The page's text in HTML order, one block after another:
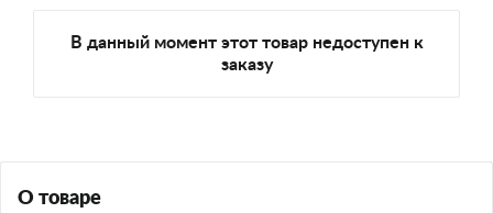
В данный момент этот товар недоступен к
заказу
О товаре